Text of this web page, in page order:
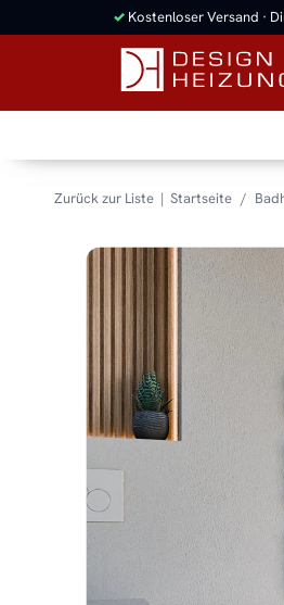
✓ Kostenloser Versand ·
Zurück zur Liste Startseite